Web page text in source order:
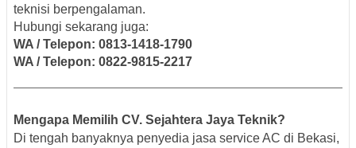
teknisi berpengalaman.
Hubungi sekarang juga:
WA / Telepon: 0813-1418-1790
WA / Telepon: 0822-9815-2217
Mengapa Memilih CV. Sejahtera Jaya Teknik?
Di tengah banyaknya penyedia jasa service AC di Bekasi,